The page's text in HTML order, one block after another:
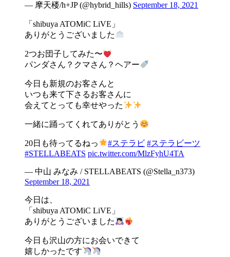
— 摩天楼/h+JP (@hybrid_hills) September 18, 2021
「shibuya ATOMiC LiVE」
ありがとうございました
2つお団子してみた〜
パンダさん？クマさん？ヘアー
今日も新規のお客さんと
いつも来て下さるお客さんに
会えてとっても幸せやった
一緒に踊ってくれてありがとう
20日も待ってるねっ #ステラビ #ステラビーツ
#STELLABEATS pic.twitter.com/MlzFyhU4TA
— 中山 みなみ / STELLABEATS (@Stella_n373)
September 18, 2021
今日は、
「shibuya ATOMiC LiVE」
ありがとうございました
今日も沢山の方にお会いできて
嬉しかったです